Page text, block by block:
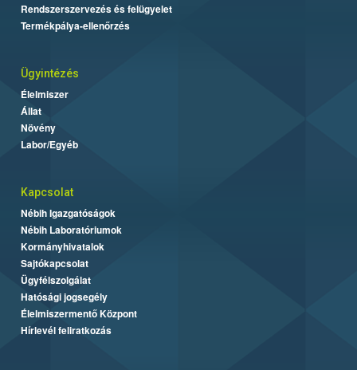
Rendszerszervezés és felügyelet
Termékpálya-ellenőrzés
Ügyintézés
Élelmiszer
Állat
Növény
Labor/Egyéb
Kapcsolat
Nébih Igazgatóságok
Nébih Laboratóriumok
Kormányhivatalok
Sajtókapcsolat
Ügyfélszolgálat
Hatósági jogsegély
Élelmiszermentő Központ
Hírlevél feliratkozás